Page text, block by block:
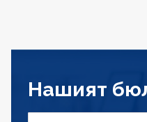
Нашият